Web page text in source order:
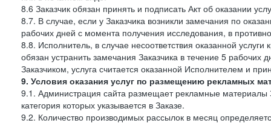
8.6 Заказчик обязан принять и подписать Акт об оказании
8.7. В случае, если у Заказчика возникли замечания по
рабочих дней с момента получения исследования, в
8.8. Исполнитель, в случае несоответствия оказанной
обязан устранить замечания Заказчика в течение 5 рабочих
Заказчиком, услуга считается оказанной Исполнителем и
9. Условия оказания услуг по размещению рекламных
9.1. Администрация сайта размещает рекламные материалы
категория которых указывается в Заказе.
9.2. Количество производимых рассылок в месяц